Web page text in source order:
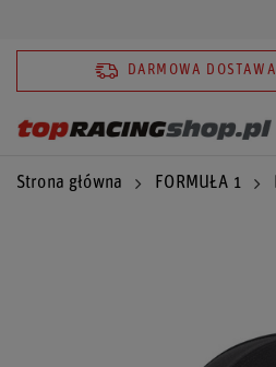
DARMOWA DOSTAWA
Strona główna FORMUŁA 1